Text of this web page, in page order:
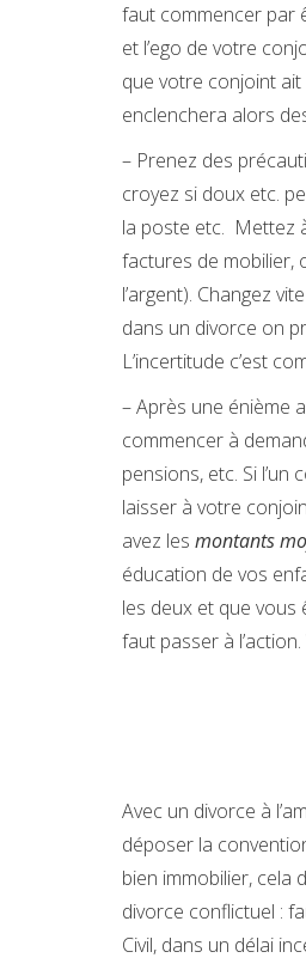
faut commencer par
et l’ego de votre
que votre conjoint ait
enclenchera alors
– Prenez des
croyez si doux etc.
la poste etc. Mettez
factures de mobilier,
l’argent). Changez
dans un divorce on
L’incertitude c’est
– Après une énième
commencer à
pensions, etc. Si
laisser à votre
avez les montants
éducation de vos
les deux et que vous
faut passer à
Avec un divorce à
déposer la
bien immobilier, cela
divorce conflictuel :
Civil, dans un délai